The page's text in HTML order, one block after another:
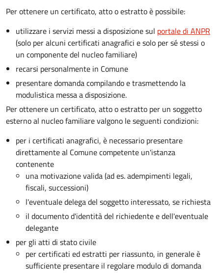
Per ottenere un certificato, atto o estratto è possibile:
utilizzare i servizi messi a disposizione sul portale di ANPR
(solo per alcuni certificati anagrafici e solo per sé stessi o
un componente del nucleo familiare)
recarsi personalmente in Comune
presentare domanda compilando e trasmettendo la
modulistica messa a disposizione.
Per ottenere un certificato, atto o estratto per un soggetto
esterno al nucleo familiare valgono le seguenti condizioni:
per i certificati anagrafici, è necessario presentare
direttamente al Comune competente un'istanza
contenente
una motivazione valida (ad es. adempimenti legali,
fiscali, successioni)
l'eventuale delega del soggetto interessato, se richiesta
il documento d'identità del richiedente e dell'eventuale
delegante
per gli atti di stato civile
per certificati ed estratti per riassunto, in generale è
sufficiente presentare il regolare modulo di domanda